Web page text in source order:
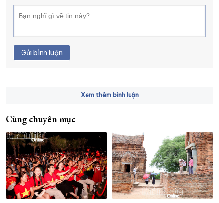
Gửi bình luận
Xem thêm bình luận
Cùng chuyên mục